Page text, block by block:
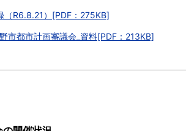
（R6.8.21）[PDF：275KB]
市都市計画審議会_資料[PDF：213KB]